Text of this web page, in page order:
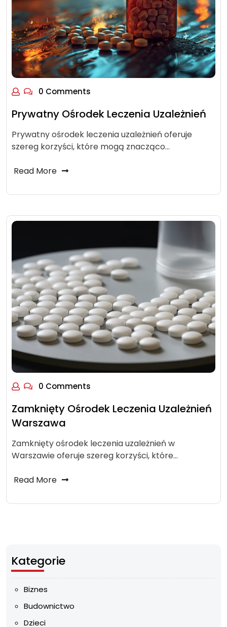
0 Comments
Prywatny Ośrodek Leczenia Uzależnień
Prywatny ośrodek leczenia uzależnień oferuje
szereg korzyści, które mogą znacząco…
Read More
0 Comments
Zamknięty Ośrodek Leczenia Uzależnień
Warszawa
Zamknięty ośrodek leczenia uzależnień w
Warszawie oferuje szereg korzyści, które…
Read More
Kategorie
Biznes
Budownictwo
Dzieci